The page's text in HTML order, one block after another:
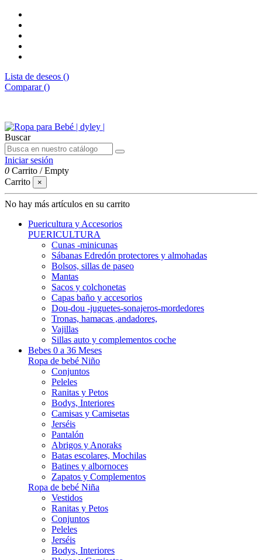
Lista de deseos ()
Comparar ()
Buscar
Iniciar sesión
0 Carrito /Empty
Carrito
×
No hay más artículos en su carrito
Puericultura y Accesorios
PUERICULTURA
Cunas -minicunas
Sábanas Edredón protectores y almohadas
Bolsos, sillas de paseo
Mantas
Sacos y colchonetas
Capas baño y accesorios
Dou-dou -juguetes-sonajeros-mordedores
Tronas, hamacas ,andadores,
Vajillas
Sillas auto y complementos coche
Bebes 0 a 36 Meses
Ropa de bebé Niño
Conjuntos
Peleles
Ranitas y Petos
Bodys, Interiores
Camisas y Camisetas
Jerséis
Pantalón
Abrigos y Anoraks
Batas escolares, Mochilas
Batines y albornoces
Zapatos y Complementos
Ropa de bebé Niña
Vestidos
Ranitas y Petos
Conjuntos
Peleles
Jerséis
Bodys, Interiores